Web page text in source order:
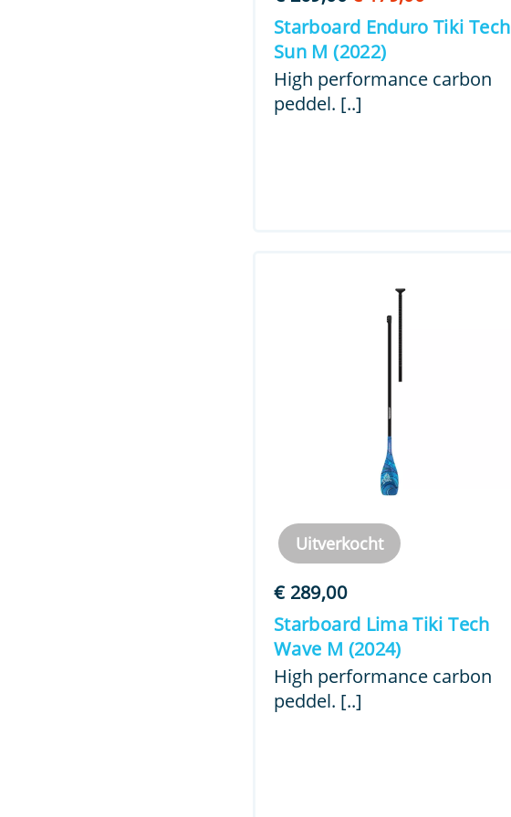
prijs
was:
€ 269,00.
prijs
€ 179,00.
Starboard Enduro Tiki Tech
Sun M (2022)
High performance carbon
peddel. [..]
Uitverkocht
€289,00
Starboard Lima Tiki Tech
Wave M (2024)
High performance carbon
peddel. [..]